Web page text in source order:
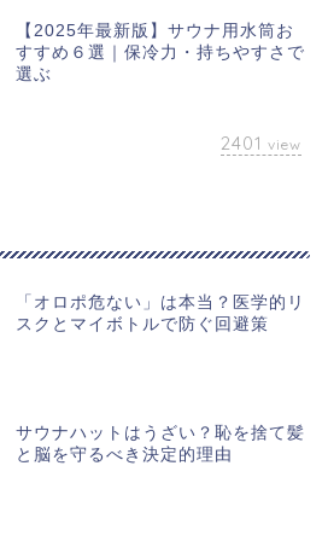
【2025年最新版】サウナ用水筒お
すすめ６選｜保冷力・持ちやすさで
選ぶ
2401 view
「オロポ危ない」は本当？医学的リ
スクとマイボトルで防ぐ回避策
サウナハットはうざい？恥を捨て髪
と脳を守るべき決定的理由